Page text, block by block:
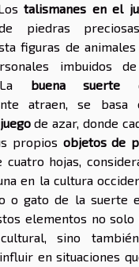
talismanes en el
piedras
figuras de
imbuidos
La buena suerte
atraen, se basa
de azar, donde
propios objetos de
hojas,
en la cultura
o gato de la suerte
elementos no
sino
en situaciones